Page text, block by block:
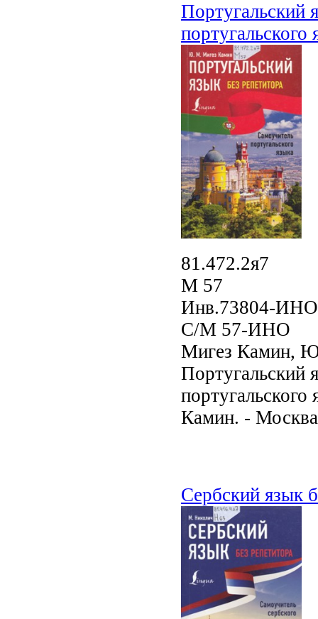
Португальский
португальского
81.472.2я7
М 57
Инв.73804-ИНО
С/М 57-ИНО
Мигез Камин,
Португальский
Камин. -
Сербский язык